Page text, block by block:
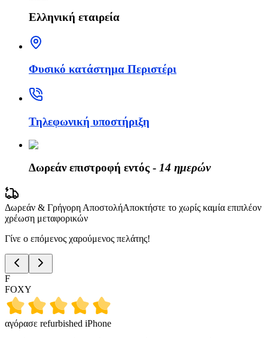
Ελληνική εταιρεία
Φυσικό κατάστημα Περιστέρι
Τηλεφωνική υποστήριξη
Δωρεάν επιστροφή εντός - 14 ημερών
Δωρεάν & Γρήγορη ΑποστολήΑποκτήστε το χωρίς καμία επιπλέον
χρέωση μεταφορικών
Γίνε ο επόμενος χαρούμενος πελάτης!
F
FOXY
αγόρασε refurbished iPhone